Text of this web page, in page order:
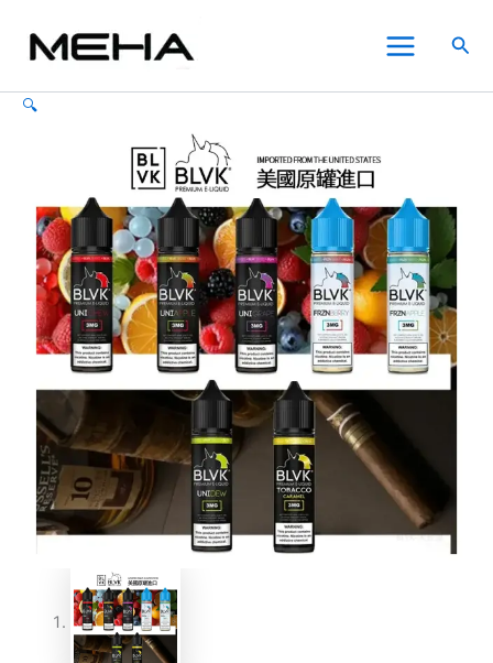
要
Menu
搜
🔍
E-
Liquid
國
子
60ml